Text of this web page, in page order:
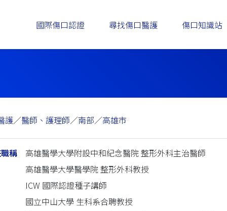
國際傷口認證 尋找傷口醫護 傷口知識站
護／醫師、護理師／南部／高雄市
稱
高雄醫學大學附設中和紀念醫院 整形外科主治醫師
高雄醫學大學醫學院 整形外科教授
ICW 國際認證種子講師
國立中山大學 生科系合聘教授